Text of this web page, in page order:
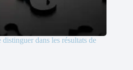
dans les résultats de